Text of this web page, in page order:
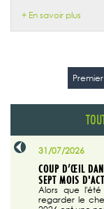
+ En savoir plus
Premier
31/07/2026
COUP D’ŒIL
SEPT MOIS
Alors que
regarder le